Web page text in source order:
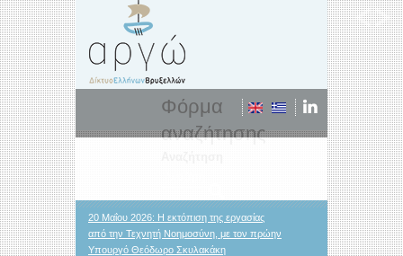
Φόρμα
αναζήτησης
20 Μαΐου 2026: Η εκτόπιση της εργασίας
από την Τεχνητή Νοημοσύνη, με τον πρώην
Υπουργό Θεόδωρο Σκυλακάκη